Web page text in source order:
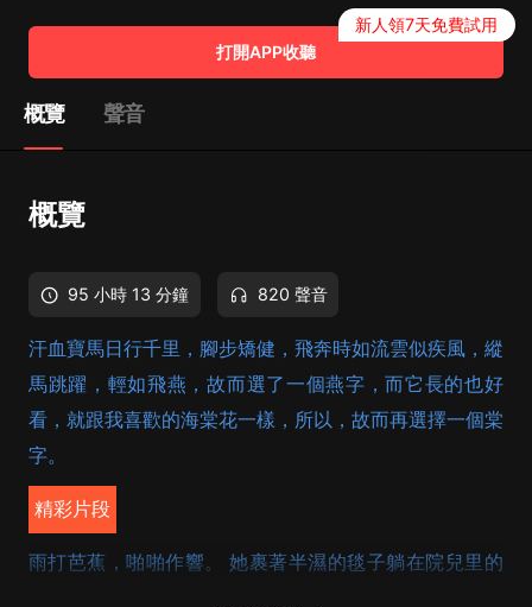
打開APP收聽
新人領7天免費試用
概覽 聲音
概覽
95 小時 13 分鐘 820 聲音
汗血寶馬日行千里，腳步矯健，飛奔時如流雲似疾風，縱
馬跳躍，輕如飛燕，故而選了一個燕字，而它長的也好
看，就跟我喜歡的海棠花一樣，所以，故而再選擇一個棠
字。
精彩片段
雨打芭蕉，啪啪作響。 她裹著半濕的毯子躺在院兒里的